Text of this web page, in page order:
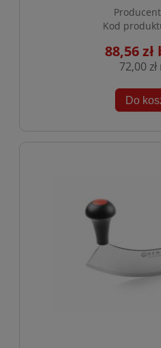
Kod
88,56 zł
72,00 zł
Do